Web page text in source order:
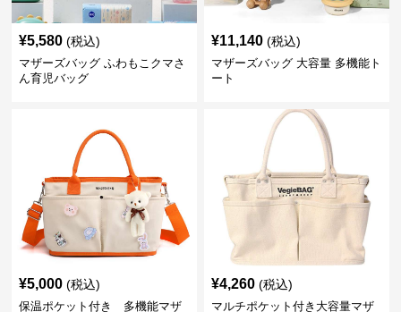
¥5,580 (税込)
マザーズバッグ ふわもこクマさ
ん育児バッグ
¥11,140 (税込)
マザーズバッグ 大容量 多機能ト
ート
¥5,000 (税込)
保温ポケット付き 多機能マザ
¥4,260 (税込)
マルチポケット付き大容量マザ